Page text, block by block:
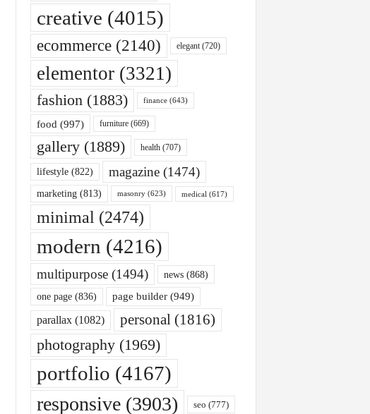
creative (4015)
ecommerce(2140) elegant(720)
elementor(3321)
fashion(1883) finance(643)
food (997) furniture(669)
gallery(1889) health(707)
lifestyle(822) magazine(1474)
marketing(813) masonry(623) medical (617)
minimal (2474)
modern (4216)
multipurpose(1494) news(868)
one page(836) page builder(949)
parallax(1082) personal(1816)
photography(1969)
portfolio (4167)
responsive(3903) seo (777)